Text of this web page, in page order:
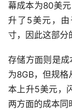
幕成本为80美
升了5美元，
寸，因此这部分
存储方面则是
为8GB，但规格
本上升5美元，
两方面的成本同